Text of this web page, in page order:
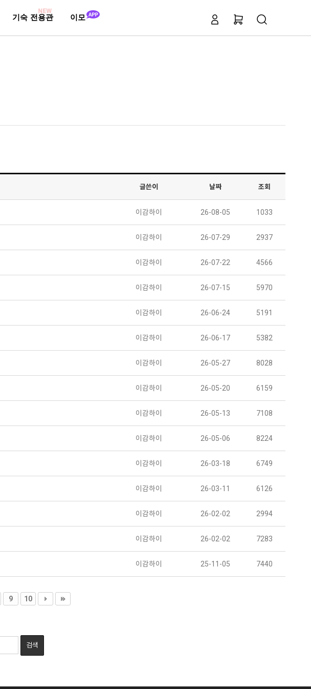
기숙 전용관
NEW
이모
글쓴이 날짜 조회
이감하이 26-08-05 1033
이감하이 26-07-29 2937
이감하이 26-07-22 4566
이감하이 26-07-15 5970
이감하이 26-06-24 5191
이감하이 26-06-17 5382
이감하이 26-05-27 8028
이감하이 26-05-20 6159
이감하이 26-05-13 7108
이감하이 26-05-06 8224
이감하이 26-03-18 6749
이감하이 26-03-11 6126
이감하이 26-02-02 2994
이감하이 26-02-02 7283
이감하이 25-11-05 7440
9 10